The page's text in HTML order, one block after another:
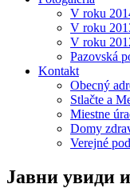
V roku
V roku
V roku
Pazovská
Kontakt
Obecný
Stlačte a
Miestne
Domy
Verejné
Јавни увиди